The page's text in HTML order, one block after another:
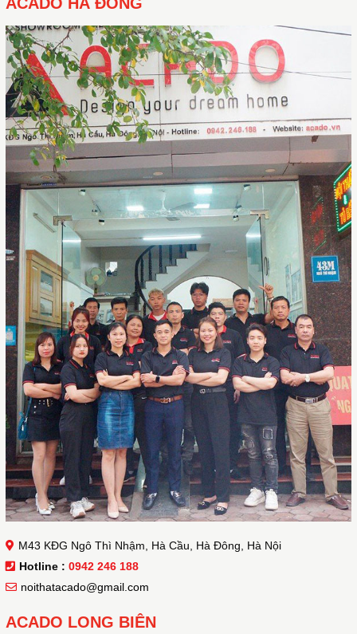
M43 KĐG Ngô Thì Nhậm, Hà Cầu, Hà Đông, Hà Nội
Hotline : 0942 246 188
noithatacado@gmail.com
ACADO LONG BIÊN